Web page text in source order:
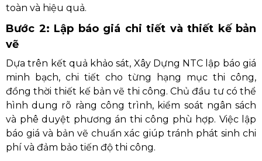
toàn và hiệu quả.
Bước 2: Lập báo giá chi tiết và thiết kế bản
vẽ
Dựa trên kết quả khảo sát, Xây Dựng NTC lập báo giá
minh bạch, chi tiết cho từng hạng mục thi công,
đồng thời thiết kế bản vẽ thi công. Chủ đầu tư có thể
hình dung rõ ràng công trình, kiểm soát ngân sách
và phê duyệt phương án thi công phù hợp. Việc lập
báo giá và bản vẽ chuẩn xác giúp tránh phát sinh chi
phí và đảm bảo tiến độ thi công.